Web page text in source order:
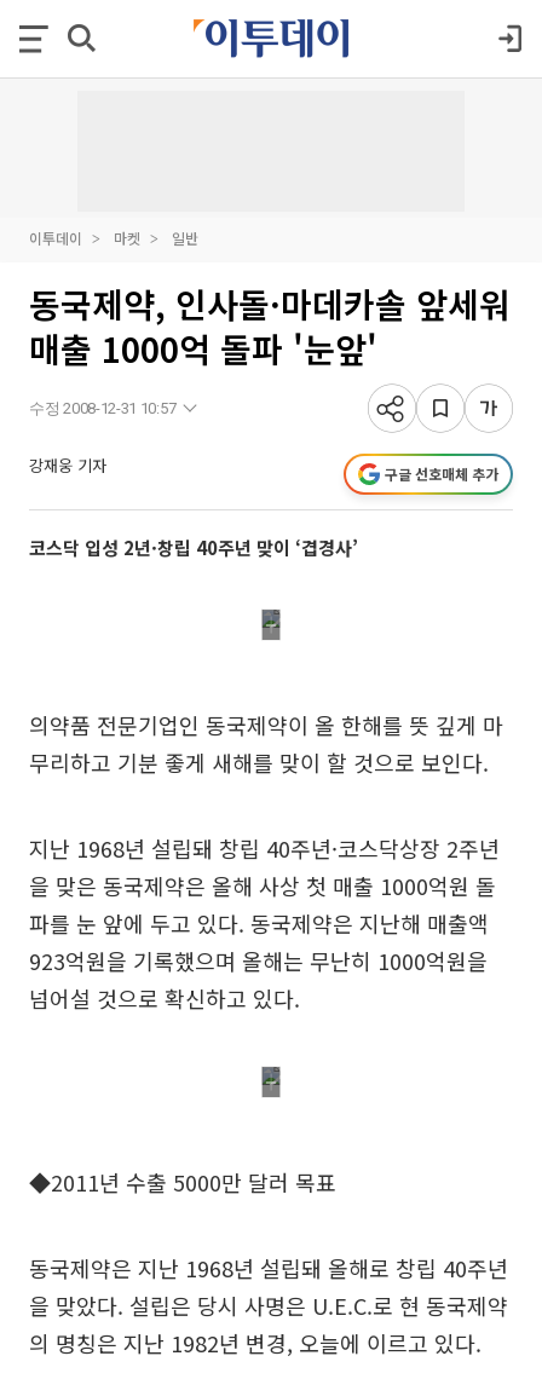
이투데이 마켓 일반
동국제약, 인사돌·마데카솔 앞세워
매출 1000억 돌파 '눈앞'
수정 2008-12-31 10:57
강재웅 기자 구글 선호매체 추가
코스닥 입성 2년·창립 40주년 맞이 ‘겹경사’
의약품 전문기업인 동국제약이 올 한해를 뜻 깊게 마
무리하고 기분 좋게 새해를 맞이 할 것으로 보인다.
지난 1968년 설립돼 창립 40주년·코스닥상장 2주년
을 맞은 동국제약은 올해 사상 첫 매출 1000억원 돌
파를 눈 앞에 두고 있다. 동국제약은 지난해 매출액
923억원을 기록했으며 올해는 무난히 1000억원을
넘어설 것으로 확신하고 있다.
◆2011년 수출 5000만 달러 목표
동국제약은 지난 1968년 설립돼 올해로 창립 40주년
을 맞았다. 설립은 당시 사명은 U.E.C.로 현 동국제약
의 명칭은 지난 1982년 변경, 오늘에 이르고 있다.